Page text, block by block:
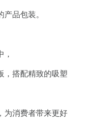
品包装。
，搭配精致的吸塑
为消费者带来更好